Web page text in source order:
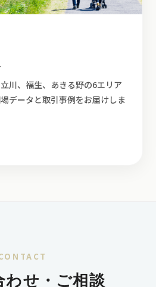
川、福生、あきる野の6エリア
データと取引事例をお届けしま
わせ・ご相談